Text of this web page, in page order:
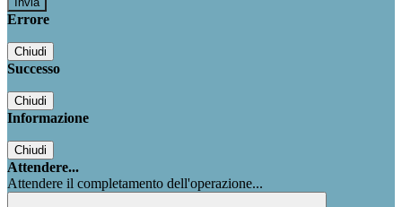
Errore
Chiudi
Successo
Chiudi
Informazione
Chiudi
Attendere...
Attendere il completamento dell'operazione...